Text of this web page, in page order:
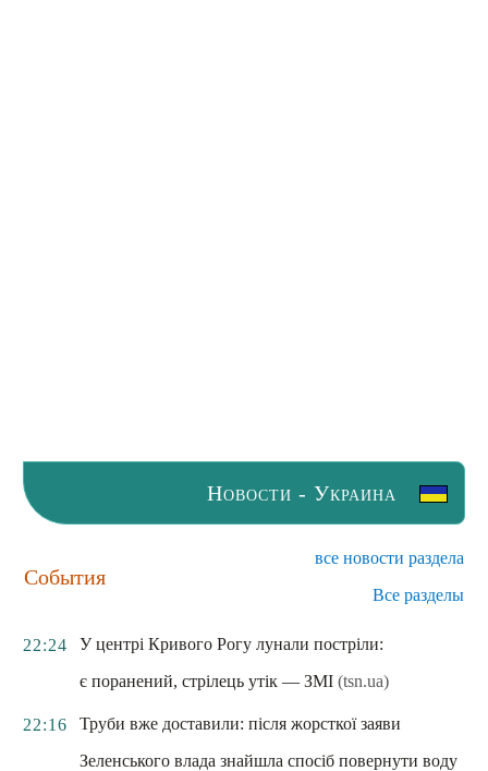
Новости - Украина
События
все новости раздела
Все разделы
22:24
У центрі Кривого Рогу лунали постріли:
є поранений, стрілець утік — ЗМІ (tsn.ua)
22:16
Труби вже доставили: після жорсткої заяви
Зеленського влада знайшла спосіб повернути воду